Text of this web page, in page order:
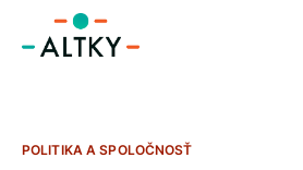
POLITIKA A SPOLOČNOSŤ